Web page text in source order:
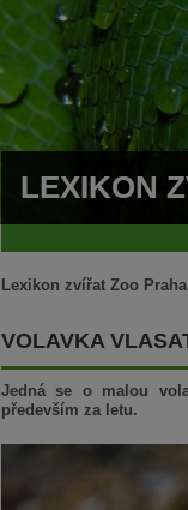
LEXIKON
LEXIKON
Lexikon zvířat Zoo Praha
VOLAVKA
Jedná se o malou
především za letu.